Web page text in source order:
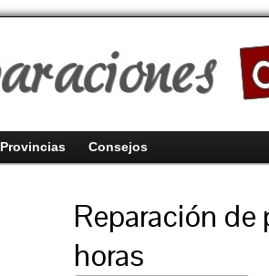
Provincias Consejos
Reparación
horas